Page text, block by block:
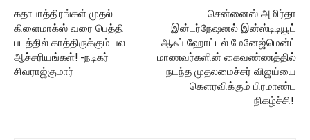
கதாபாத்திரங்கள் முதல்
கிளைமாக்ஸ் வரை பெத்தி
படத்தில் காத்திருக்கும் பல
ஆச்சரியங்கள்! -நடிகர்
சிவராஜ்குமார்
சென்னைஸ் அமிர்தா
இன்டர்நேஷனல் இன்ஸ்டிடியூட்
ஆஃப் ஹோட்டல் மேனேஜ்மென்ட்
மாணவர்களின் கைவண்ணத்தில்
நடந்த முதலமைச்சர் விஜய்யை
கௌரவிக்கும் பிரமாண்ட
நிகழ்ச்சி!